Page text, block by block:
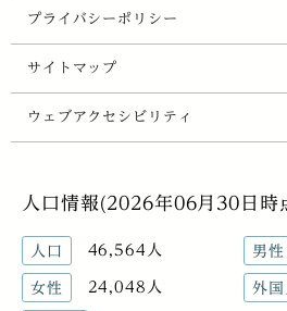
プライバシーポリシー
サイトマップ
ウェブアクセシビリティ
人口情報(2026年06月30日時
人口 46,564人 男性
女性 24,048人 外国